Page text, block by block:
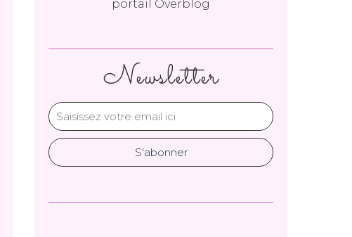
Newsletter
portail Overblog